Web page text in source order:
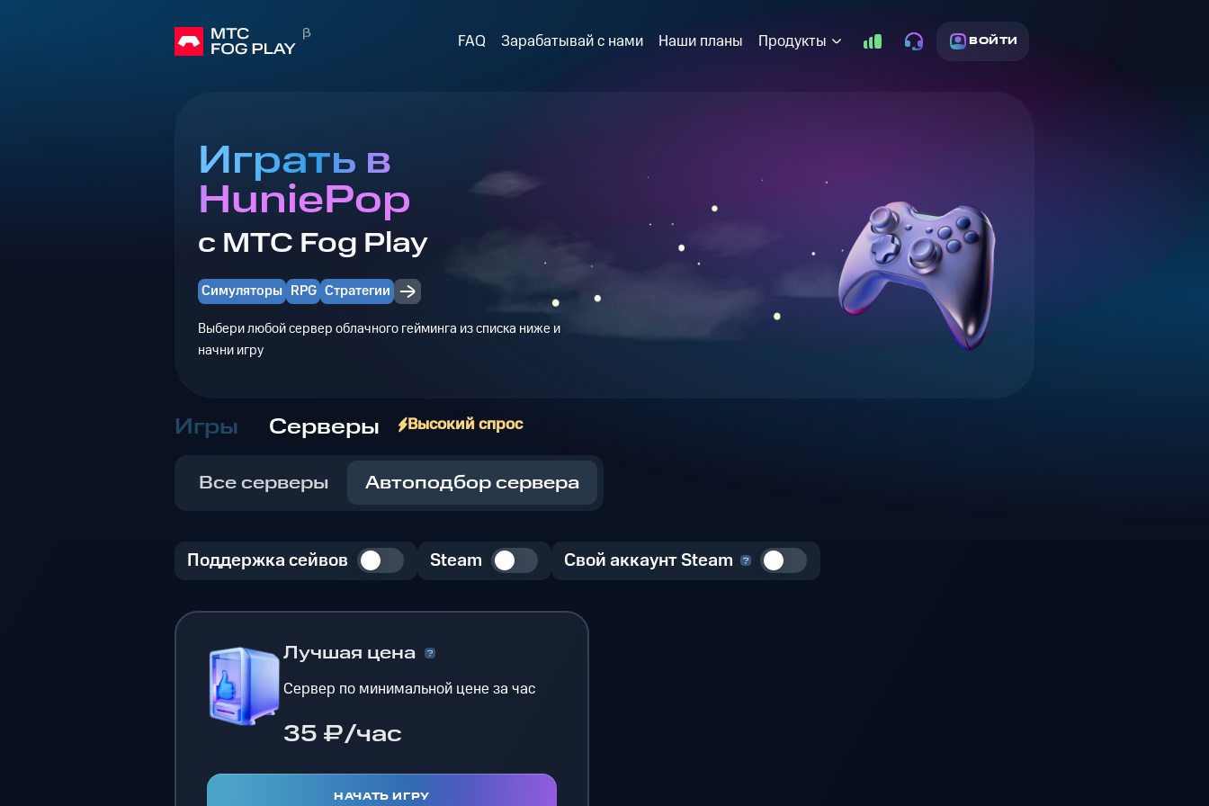
FAQ Зарабатывай с нами Наши планы Продукты ВОЙТИ
Играть в
HuniePop
с МТС Fog Play
Симуляторы RPG Стратегии
Выбери любой сервер облачного гейминга из списка ниже и
начни игру
Игры Серверы Высокий спрос
Все серверы Автоподбор сервера
Поддержка сейвов Steam Свой аккаунт Steam
Лучшая цена
Сервер по минимальной цене за час
35 ₽/час
НАЧАТЬ ИГРУ